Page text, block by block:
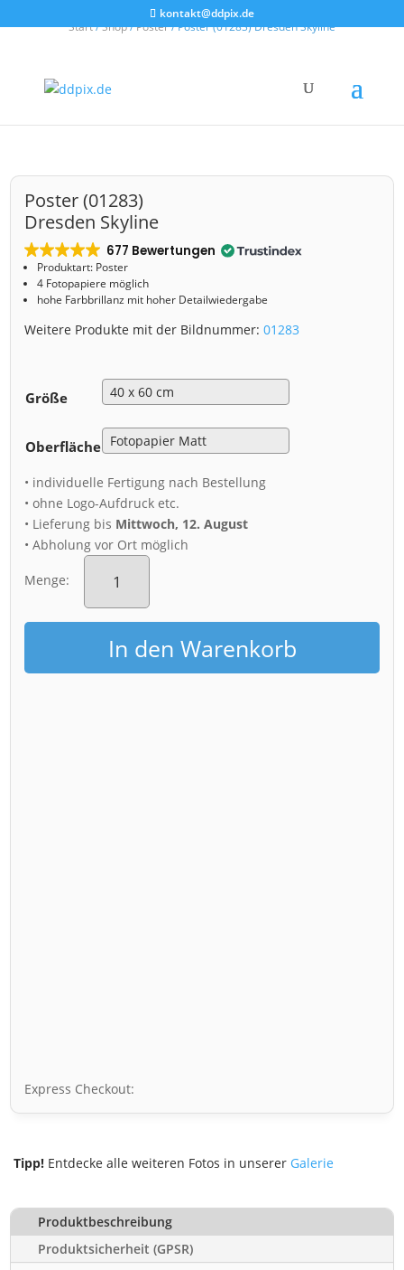
kontakt@ddpix.de
Start/Shop/Poster/ Poster (01283) Dresden Skyline
Poster (01283)
Dresden Skyline
677 Bewertungen
Produktart: Poster
4 Fotopapiere möglich
hohe Farbbrillanz mit hoher Detailwiedergabe
Weitere Produkte mit der Bildnummer:01283
Größe
Oberfläche
• individuelle Fertigung nach Bestellung
• ohne Logo-Aufdruck etc.
• Lieferung bis Mittwoch, 12. August
• Abholung vor Ort möglich
Menge:
Poster
(01283)
Skyline
Menge
In den Warenkorb
Express Checkout:
Tipp! Entdecke alle weiteren Fotos in unserer Galerie
Produktbeschreibung
Produktsicherheit (GPSR)